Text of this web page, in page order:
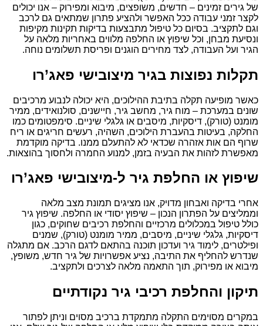
של גירים זמינים – חדשים, משופצים, מיבוא ומפירוק – אנו יכולים
לקצר זמני עבודה ככל האפשר ולהציע פתרון שמתאים גם לרכב
וגם לתקציב. בסיום כל טיפול מתבצעות בדיקות תקינות מקיפות
ונסיעת מבחן, וכל שיפוץ או החלפה מלווים באחריות מלאה על
הגיר ועל העבודה, לצד מחירים הוגנים ופריסת תשלומים נוחה.
תקלות נפוצות בגיר מיצובישי פאג’רו
כאשר מופיעה תקלה בתיבת ההילוכים, היא יכולה לנבוע מרכיבים
שונים במערכת – מוח גיר, מחשב גיר, חיישנים, סולנואידים, ממיר
מומנט (טורק), דיסקיות, מיסבים או גלגלי שיניים. סימפטומים כמו
החלקה, בעיטות בהעברת הילוכים, השהיה, רעשים חריגים או ריח
שרוף הם אות אזהרה שכדאי לא להתעלם ממנו. בדיקה מוקדמת
מאפשרת לזהות את הבעיה בזמן, למנוע החמרה ולחסוך בהוצאות.
שיפוץ או החלפת גיר ל-מיצובישי פאג’רו
אחרי בדיקה ואבחון מדויק, אנו מציגים תמונת מצב מלאה
וממליצים על הפתרון הנכון – שיפוץ יסודי או החלפה. שיפוץ גיר
כולל טיפול במכלולים מרכזיים והחלפת רכיבים שחוקים, כגון
דיסקיות, גלגלי שיניים, מיסבים, ממיר מומנט (טורק), שמנים
ופילטרים, לימוד גיר ועדכון תוכנה בהתאם לדגם הרכב. אם מתגלה
שנדרש להחליף את התיבה, נציע אפשרויות של גיר חדש, משופץ,
מיבוא או מפירוק, תוך התאמה מלאה לצרכים ולתקציב.
תיקון והחלפת רכיבי גיר נקודתיים
במקרים מסוימים התקלה מתמקדת ברכיב מסוים וניתן לפתור